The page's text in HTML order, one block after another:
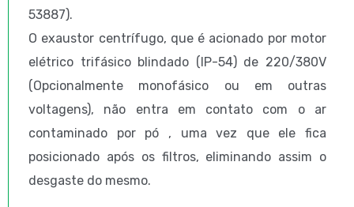
53887).
O exaustor centrífugo, que é acionado por motor
elétrico trifásico blindado (IP-54) de 220/380V
(Opcionalmente monofásico ou em outras
voltagens), não entra em contato com o ar
contaminado por pó , uma vez que ele fica
posicionado após os filtros, eliminando assim o
desgaste do mesmo.